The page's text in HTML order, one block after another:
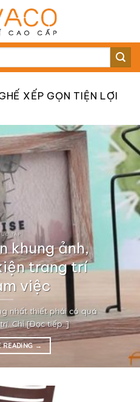
XẾP GỌN TIỆN LỢI
TẬP
khung ảnh,
trang trí
việc
nhất thiết phải có quá
Chỉ [Đọc tiếp..]
READING→